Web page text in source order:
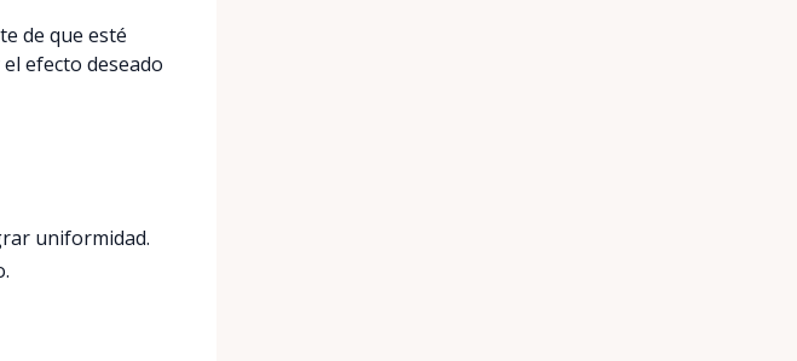
de que esté
efecto deseado
uniformidad.